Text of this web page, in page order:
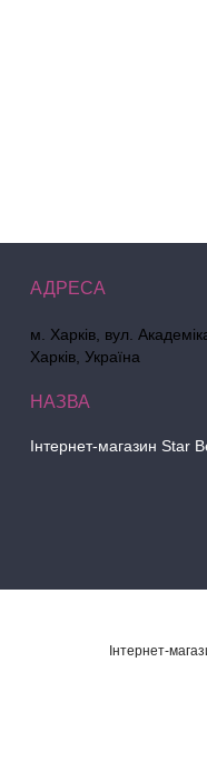
м. Харків, вул.
Харків, Україна
Інтернет-магазин Star